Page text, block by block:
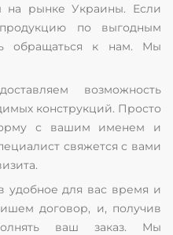
на рынке Украины. Если
по выгодным
обращаться к нам. Мы
возможность
конструкций. Просто
с вашим именем и
свяжется с вами
для вас время и
договор, и, получив
ваш заказ. Мы